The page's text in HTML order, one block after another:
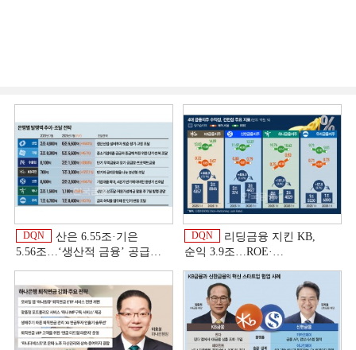
DQN
산은 6.55조·기은
5.56조…‘생산적 금융ʼ 공급
DQN
리딩금융 지킨 KB,
순익 3.9조…ROE·
상반기 금융 리그테이블]